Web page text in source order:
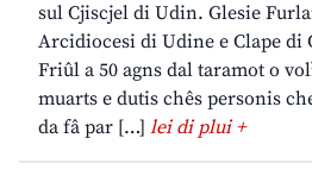
sul Cjiscjel di Udin. Glesie
Arcidiocesi di Udine e Clape di
Friûl a 50 agns dal taramot o
muarts e dutis chês personis
da fâ par […] lei di plui +